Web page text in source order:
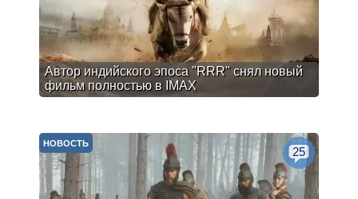
Автор индийского эпоса "RRR" снял новый
фильм полностью в IMAX
НОВОСТЬ
25